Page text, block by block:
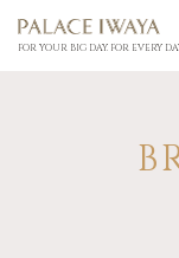
FOR YOUR BIG DAY. FOR EVERY